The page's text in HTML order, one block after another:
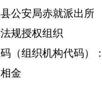
公安局赤就派出所
规授权组织
（组织机构代码）
金